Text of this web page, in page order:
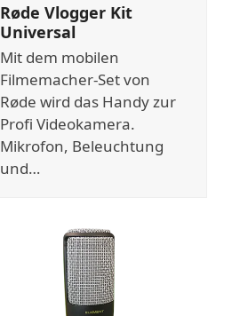
Røde Vlogger Kit
Universal
Mit dem mobilen
Filmemacher-Set von
Røde wird das Handy zur
Profi Videokamera.
Mikrofon, Beleuchtung
und…